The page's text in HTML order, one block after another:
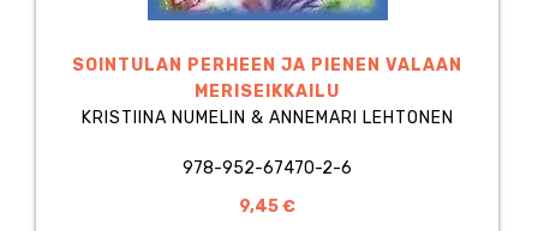
SOINTULAN PERHEEN JA PIENEN VALAAN
MERISEIKKAILU
KRISTIINA NUMELIN & ANNEMARI LEHTONEN
978-952-67470-2-6
9,45 €